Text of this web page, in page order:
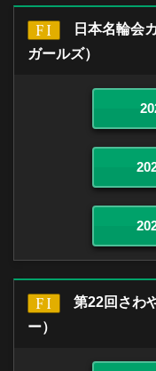
日本名輪会
ガールズ）
第22回さわ
ー）